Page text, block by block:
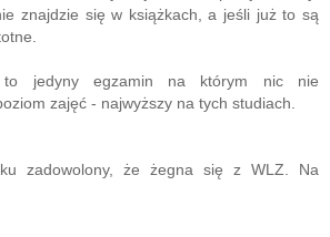
znajdzie się w książkach, a jeśli już to są
to jedyny egzamin na którym nic nie
zajęć - najwyższy na tych studiach.
zadowolony, że żegna się z WLZ. Na